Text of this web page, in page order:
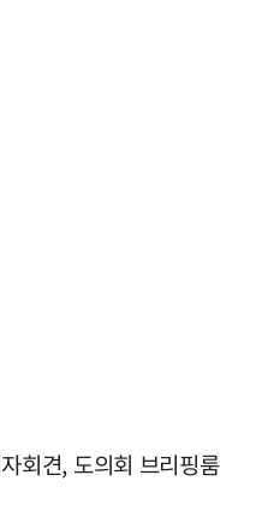
회견, 도의회 브리핑룸